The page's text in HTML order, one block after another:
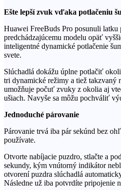
Ešte lepší zvuk vďaka potlačeniu
Huawei FreeBuds Pro posunuli latku
predchádzajúcemu modelu opäť
inteligentné dynamické potlačenie
svete.
Slúchadlá dokážu úplne potlačiť
tri dynamické režimy a tiež takzvaný
umožňuje počuť zvuky z okolia aj
ušiach. Navyše sa môžu pochváliť
Jednoduché párovanie
Párovanie trvá iba pár sekúnd bez
používate.
Otvorte nabíjacie puzdro, stlačte a
sekundy, kým vnútorný indikátor
otvorení puzdra slúchadlá
Následne už iba potvrdíte pripojenie